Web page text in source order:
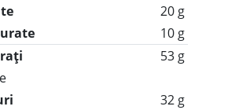
20 g
10 g
53 g
32 g